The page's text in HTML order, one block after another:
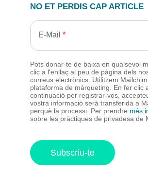
NO ET PERDIS CAP ARTICLE
E-Mail
Pots donar-te de baixa en qualsevol
clic a l'enllaç al peu de pàgina dels
correus electrònics. Utilitzem
plataforma de màrqueting. En fer clic
continuació per registrar-vos,
vostra informació serà transferida a
perquè la processi. Per prendre més
sobre les pràctiques de privadesa de